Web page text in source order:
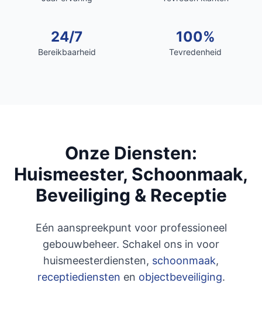
24/7
Bereikbaarheid
100%
Tevredenheid
Onze Diensten:
Huismeester, Schoonmaak,
Beveiliging & Receptie
Eén aanspreekpunt voor professioneel
gebouwbeheer. Schakel ons in voor
huismeesterdiensten, schoonmaak,
receptiediensten en objectbeveiliging.